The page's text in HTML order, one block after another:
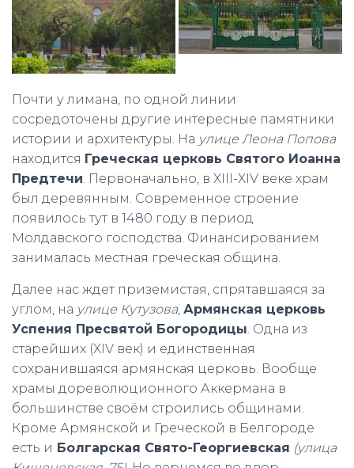
Почти у лимана, по одной линии
сосредоточены другие интересные памятники
истории и архитектуры. На улице Леона Попова
находится Греческая церковь Святого Иоанна
Предтечи. Первоначально, в ХІІІ-ХІV веке храм
был деревянным. Современное строение
появилось тут в 1480 году в период
Молдавского господства. Финансированием
занималась местная греческая община.
Далее нас ждет приземистая, спрятавшаяся за
углом, на улице Кутузова, Армянская церковь
Успения Пресвятой Богородицы. Одна из
старейших (XIV век) и единственная
сохранившаяся армянская церковь. Вообще
храмы дореволюционного Аккермана в
большинстве своём строились общинами.
Кроме Армянской и Греческой в Белгороде
есть и Болгарская Свято-Георгиевская (улица